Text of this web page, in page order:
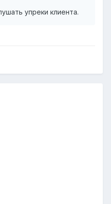
упреки клиента.